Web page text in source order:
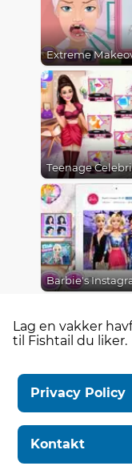
Lag en vakker
til Fishtail du liker.
Privacy Policy
Kontakt